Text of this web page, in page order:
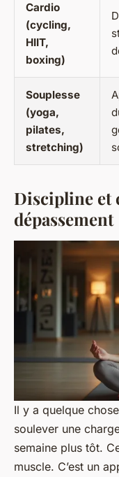
Cardio
(cycling,
HIIT,
boxing)
Souplesse
(yoga,
pilates,
stretching)
Discipline et
dépassement
Il y a quelque
soulever une
semaine plus tôt.
muscle. C’est un